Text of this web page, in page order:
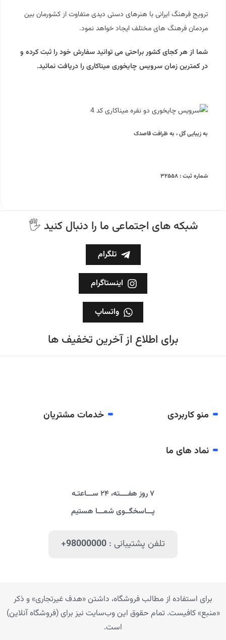
ترویج فرهنگ ایرانی با هنرهای دستی دیدی متفاوت از کشورمان بین
مردمان فرهنگ های مختلف ایجاد خواهد نمود.
شما از هر کجای کشور براحتی می توانید سفارش خود را ثبت کرده و
در کمترین زمان سرویس چایخوری میناکاری را دریافت نمائید.
به زیبایی گل ، به ظرافت قاصدک
شماره ثبت : ۳۲۵۵۸
🖐 شبکه های اجتماعی ما را دنبال کنید
تلگرام
اینستاگرام
واتساپ
برای اطلاع از آخرین تخفیف ها
منو کاربردی خدمات مشتریان
نماد های ما
۷ روز هفــــته، ۲۴ ســـاعتـه
پـــاسخگــوی شمـــا هستیم
تلفن پشتیبانی :+98000000
برای استفاده از مطالب فروشگاه، داشتن «هدف غیرتجاری» و ذکر
«منبع» کافیست. تمام حقوق اين وب‌سايت نیز برای (فروشگاه آنلاین)
است.